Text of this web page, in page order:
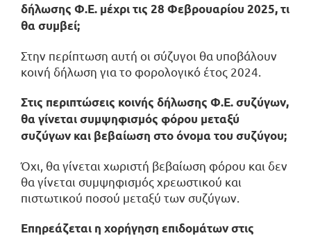
δήλωσης Φ.Ε. μέχρι τις 28 Φεβρουαρίου 2025, τι
θα συμβεί;
Στην περίπτωση αυτή οι σύζυγοι θα υποβάλουν
κοινή δήλωση για το φορολογικό έτος 2024.
Στις περιπτώσεις κοινής δήλωσης Φ.Ε. συζύγων,
θα γίνεται συμψηφισμός φόρου μεταξύ
συζύγων και βεβαίωση στο όνομα του συζύγου;
Όχι, θα γίνεται χωριστή βεβαίωση φόρου και δεν
θα γίνεται συμψηφισμός χρεωστικού και
πιστωτικού ποσού μεταξύ των συζύγων.
Επηρεάζεται η χορήγηση επιδομάτων στις